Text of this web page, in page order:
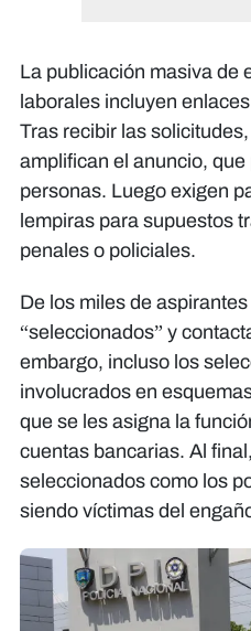
La publicación masiva de
laborales incluyen
Tras recibir las
amplifican el anuncio,
personas. Luego exigen
lempiras para supuestos
penales o policiales.
De los miles de
“seleccionados” y
embargo, incluso los
involucrados en
que se les asigna la
cuentas bancarias. Al
seleccionados como los
siendo víctimas del